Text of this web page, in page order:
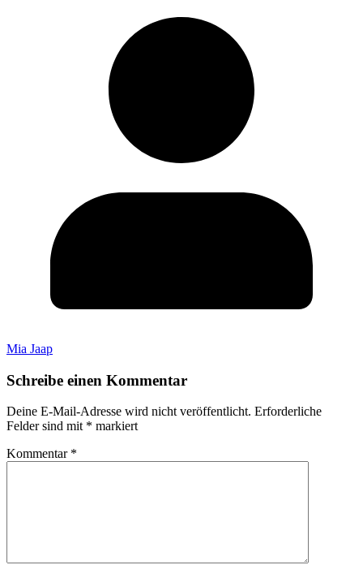
Mia Jaap
Schreibe einen Kommentar
Deine E-Mail-Adresse wird nicht veröffentlicht. Erforderliche
Felder sind mit * markiert
Kommentar *